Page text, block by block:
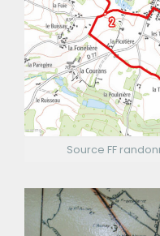
Source FF